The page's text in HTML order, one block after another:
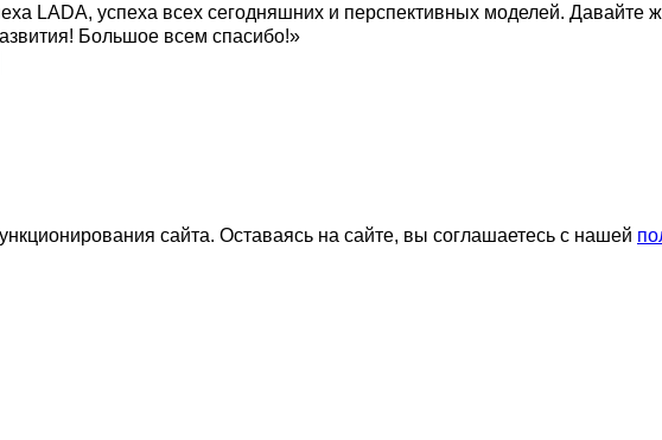
LADA, успеха всех сегодняшних и перспективных моделей. Давайте
Большое всем спасибо!»
сайта. Оставаясь на сайте, вы соглашаетесь с нашей